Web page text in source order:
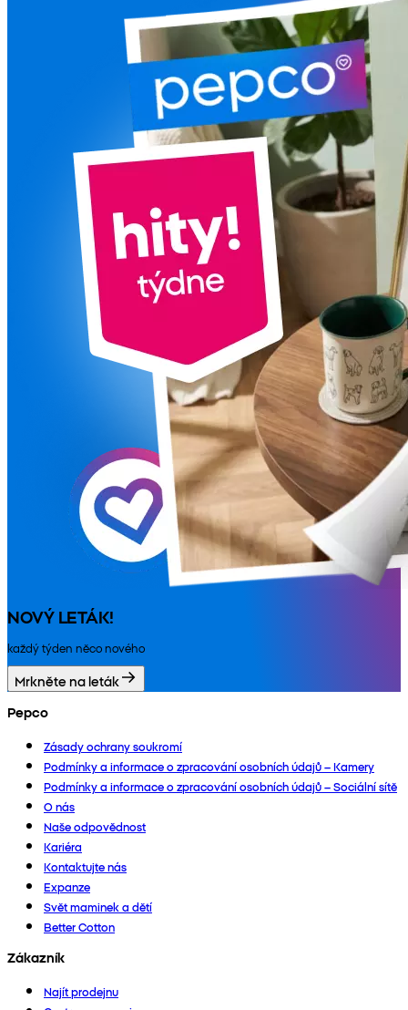
NOVÝ LETÁK!
každý týden něco nového
Mrkněte na leták
Pepco
Zásady ochrany soukromí
Podmínky a informace o zpracování osobních údajů – Kamery
Podmínky a informace o zpracování osobních údajů – Sociální sítě
O nás
Naše odpovědnost
Kariéra
Kontaktujte nás
Expanze
Svět maminek a dětí
Better Cotton
Zákazník
Najít prodejnu